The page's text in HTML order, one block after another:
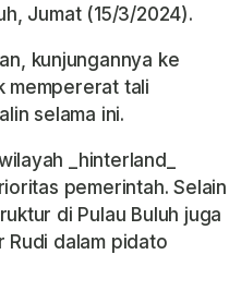
Jumat (15/3/2024).
kunjungannya ke
mempererat tali
selama ini.
_hinterland_
pemerintah. Selain
di Pulau Buluh juga
Rudi dalam pidato